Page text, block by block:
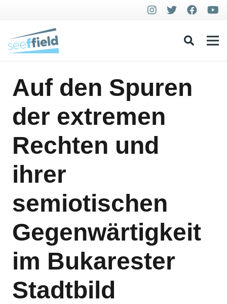
Auf den Spuren
der extremen
Rechten und
ihrer
semiotischen
Gegenwärtigkeit
im Bukarester
Stadtbild